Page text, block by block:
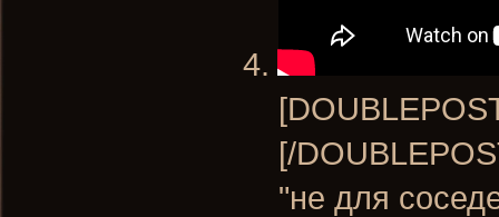
[/
"не для